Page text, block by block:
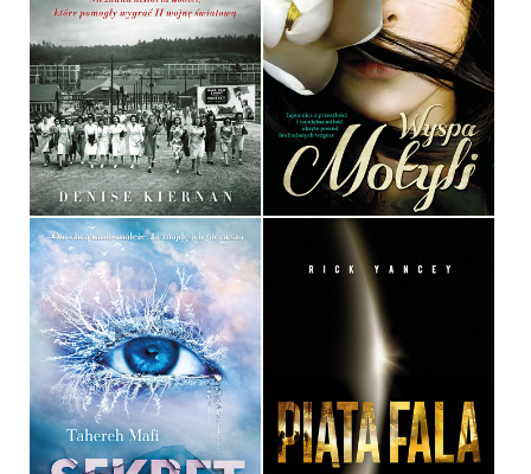
DZIEWCZYNY ATOMOWE
DENISE KIERNAN
OPRAWA MIĘKKA
34,90 ZŁ
WYSPA MOTYLI
CORINA BOMANN
OPRAWA MIĘKKA
34,90 ZŁ
SEKRET JULII
TAHEREH MAFI
OPRAWA MIĘKKA
PIĄTA FALA
RICK YANCEY
OPRAWA MIĘKKA